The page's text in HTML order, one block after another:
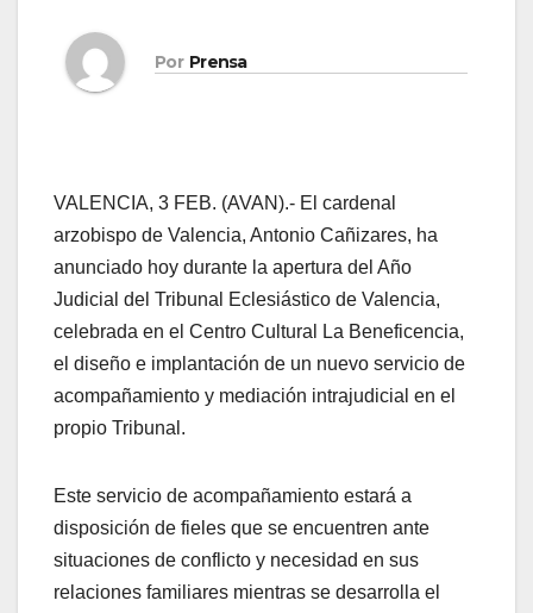
Por Prensa
VALENCIA, 3 FEB. (AVAN).- El cardenal
arzobispo de Valencia, Antonio Cañizares, ha
anunciado hoy durante la apertura del Año
Judicial del Tribunal Eclesiástico de Valencia,
celebrada en el Centro Cultural La Beneficencia,
el diseño e implantación de un nuevo servicio de
acompañamiento y mediación intrajudicial en el
propio Tribunal.
Este servicio de acompañamiento estará a
disposición de fieles que se encuentren ante
situaciones de conflicto y necesidad en sus
relaciones familiares mientras se desarrolla el